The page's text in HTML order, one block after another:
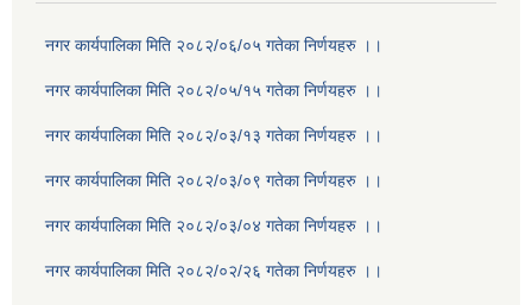
नगर कार्यपालिका मिति २०८२/०६/०५ गतेका निर्णयहरु ।।
नगर कार्यपालिका मिति २०८२/०५/१५ गतेका निर्णयहरु ।।
नगर कार्यपालिका मिति २०८२/०३/१३ गतेका निर्णयहरु ।।
नगर कार्यपालिका मिति २०८२/०३/०९ गतेका निर्णयहरु ।।
नगर कार्यपालिका मिति २०८२/०३/०४ गतेका निर्णयहरु ।।
नगर कार्यपालिका मिति २०८२/०२/२६ गतेका निर्णयहरु ।।